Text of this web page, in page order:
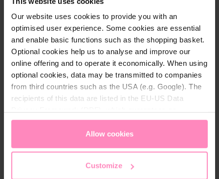
Our website uses cookies to provide you with an
optimised user experience. Some cookies are essential
and enable basic functions such as the shopping basket.
Optional cookies help us to analyse and improve our
online offering and to operate it economically. When using
optional cookies, data may be transmitted to companies
from third countries such as the USA (e.g. Google). The
recipients of this data are listed in the EU-US Data
appropriate level of data protection. You canaccept all
only allow necessary cookies
access and change your chosen setting at any time in
Allow cookies
Customize
Välsmakande drycker varje gång
Säker och effektivt kalkskydd
Mindre underhåll och avkalkning
Längre liv på kaffemaskinen
Fördelar med BWT Best-save: